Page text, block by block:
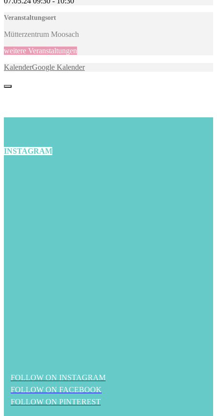
Veranstaltungsort
Mütterzentrum Moosach
weitere Veranstaltungen
KalenderGoogle Kalender
INSTAGRAM
FOLLOW ON INSTAGRAM
FOLLOW ON FACEBOOK
FOLLOW ON PINTEREST